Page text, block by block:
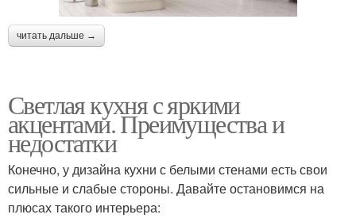
читать дальше →
Светлая кухня с яркими
акцентами. Преимущества и
недостатки
Конечно, у дизайна кухни с белыми стенами есть свои
сильные и слабые стороны. Давайте остановимся на
плюсах такого интерьера: